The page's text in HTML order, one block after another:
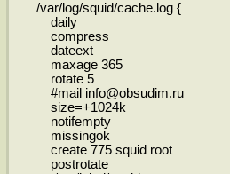
/var/log/squid/cache.log {
daily
compress
dateext
maxage 365
rotate 5
#mail info@obsudim.ru
size=+1024k
notifempty
missingok
create 775 squid root
postrotate